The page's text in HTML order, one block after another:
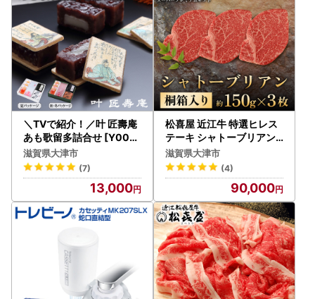
＼TVで紹介！／叶 匠壽庵
あも歌留多詰合せ [Y004]
| 和菓子 和菓子 あんこ
滋賀県大津市
(7)
13,000
松喜屋 近江牛 特選ヒレス
テーキ シャトーブリアン
約150g×3枚 [A076] シャ
トーブリアン
滋賀県大津市
(4)
90,000